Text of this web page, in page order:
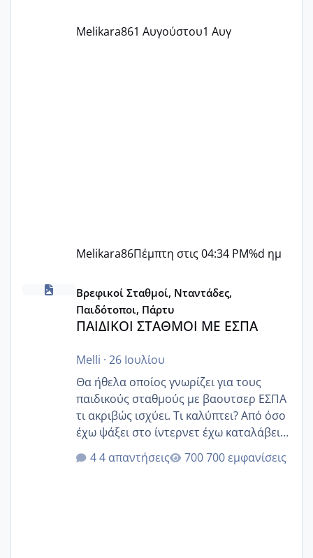
Melikara861 Αυγούστου1 Αυγ
Melikara86Πέμπτη στις 04:34 PM%d ημ
ΠΑΙΔΙΚΟΙ ΣΤΑΘΜΟΙ ΜΕ ΕΣΠΑ
Βρεφικοί Σταθμοί, Νταντάδες,
Παιδότοποι, Πάρτυ
ΠΑΙΔΙΚΟΙ ΣΤΑΘΜΟΙ ΜΕ ΕΣΠΑ
Melli · 26 Ιουλίου
Θα ήθελα οποίος γνωρίζει για τους
παιδικούς σταθμούς με βαουτσερ ΕΣΠΑ
τι ακριβώς ισχύει. Τι καλύπτει? Από όσο
έχω ψάξει στο ίντερνετ έχω καταλάβει
ότι το βαουτσερ καλύπτει όλα τα
δίδακτρα και τα τροφεια του ιδιωτικού
4 απαντήσεις 700 εμφανίσεις